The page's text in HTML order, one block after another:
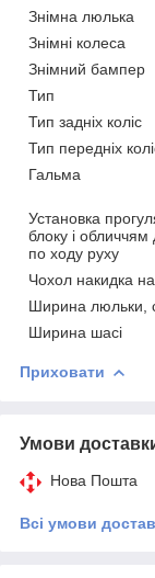
Знімна люлька
Знімні колеса
Знімний бампер
Тип
Тип задніх коліс
Тип передніх
Гальма
Установка
блоку і
по ходу руху
Чохол накидка на
Ширина люльки,
Ширина шасі
Приховати
Умови
Нова Пошта
Всі умови